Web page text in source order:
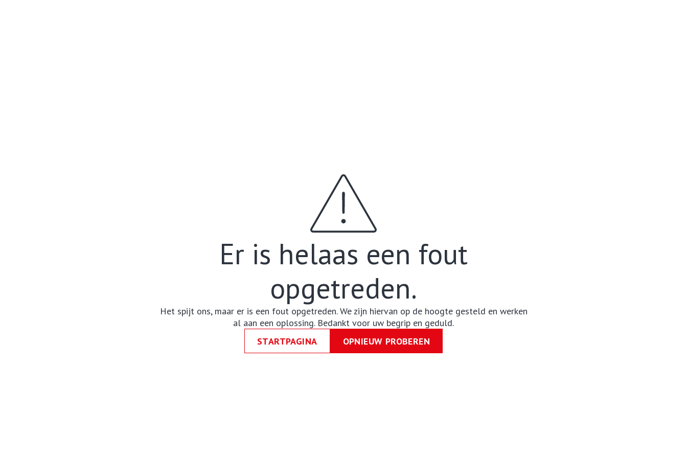
Er is helaas een fout
opgetreden.
Het spijt ons, maar er is een fout opgetreden. We zijn hiervan op de hoogte gesteld en werken
al aan een oplossing. Bedankt voor uw begrip en geduld.
STARTPAGINA
OPNIEUW PROBEREN